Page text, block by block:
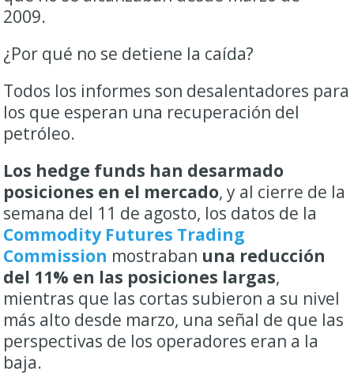
2009.
¿Por qué no se detiene la caída?
Todos los informes son desalentadores para
los que esperan una recuperación del
petróleo.
Los hedge funds han desarmado
posiciones en el mercado, y al cierre de la
semana del 11 de agosto, los datos de la
Commodity Futures Trading
Commission mostraban una reducción
del 11% en las posiciones largas,
mientras que las cortas subieron a su nivel
más alto desde marzo, una señal de que las
perspectivas de los operadores eran a la
baja.